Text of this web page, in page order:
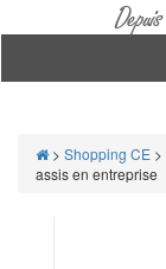
> Shopping CE >
assis en entreprise